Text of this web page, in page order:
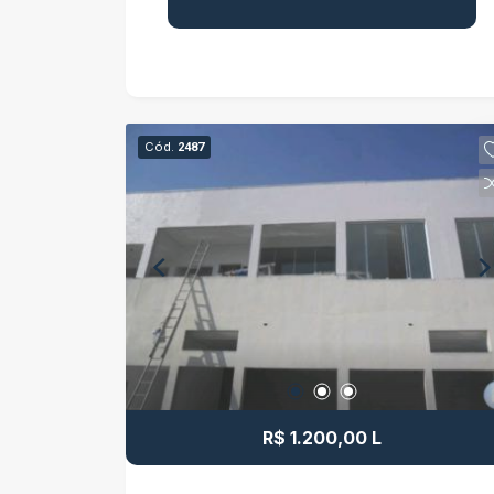
para o seu negócio, que atenda às suas
Cód. 2487
R$ 1.200,00 L